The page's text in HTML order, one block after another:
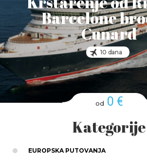
Barcelone
Cunard
10 dana
od 0 €
Kategorije
EUROPSKA PUTOVANJA